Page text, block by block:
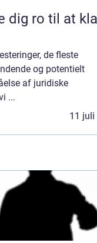
dig ro til at
de fleste
og potentielt
af juridiske
...
11 juli